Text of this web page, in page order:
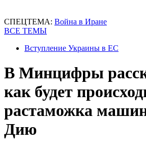
СПЕЦТЕМА: Война в Иране
ВСЕ ТЕМЫ
Вступление Украины в ЕС
В Минцифры
как будет
растаможка
Дию